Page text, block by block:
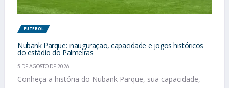
FUTEBOL
Nubank Parque: inauguração, capacidade e jogos históricos
do estádio do Palmeiras
5 DE AGOSTO DE 2026
Conheça a história do Nubank Parque, sua capacidade,